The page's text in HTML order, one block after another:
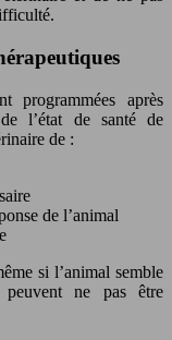
programmées après
l’état de santé de
de :
de l’animal
si l’animal semble
peuvent ne pas être